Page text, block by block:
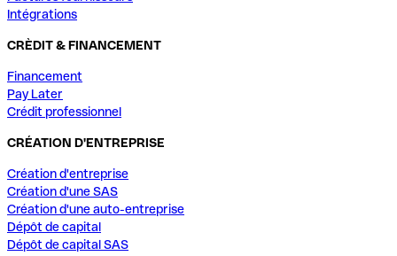
Intégrations
CRÈDIT & FINANCEMENT
Financement
Pay Later
Crédit professionnel
CRÉATION D'ENTREPRISE
Création d'entreprise
Création d'une SAS
Création d'une auto-entreprise
Dépôt de capital
Dépôt de capital SAS